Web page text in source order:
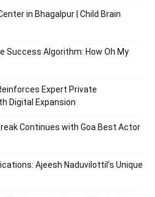
in Bhagalpur | Child Brain
Success Algorithm: How Oh My
Expert Private
Digital Expansion
Continues with Goa Best Actor
Ajeesh Naduvilottil’s Unique